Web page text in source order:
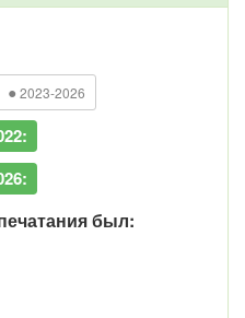
● 2023-2026
был: